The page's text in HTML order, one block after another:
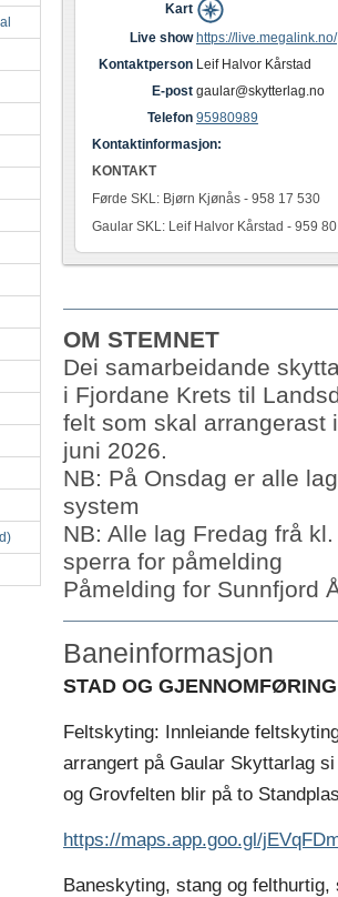
Kart
Live show https://live.megalink.no/
Kontaktperson Leif Halvor Kårstad
E-post gaular@skytterlag.no
Telefon 95980989
Kontaktinformasjon:
KONTAKT
Førde SKL: Bjørn Kjønås - 958 17 530
Gaular SKL: Leif Halvor Kårstad - 959
OM STEMNET
Dei samarbeidande
i Fjordane Krets til
felt som skal arrangerast
juni 2026.
NB: På Onsdag er alle
system
NB: Alle lag Fredag frå
sperra for påmelding
Påmelding for Sunnfjord
Baneinformasjon
STAD OG GJENNOMFØRING
Feltskyting: Innleiande
arrangert på Gaular Skyttarlag
og Grovfelten blir på to
https://maps.app.goo.gl/
Baneskyting, stang og